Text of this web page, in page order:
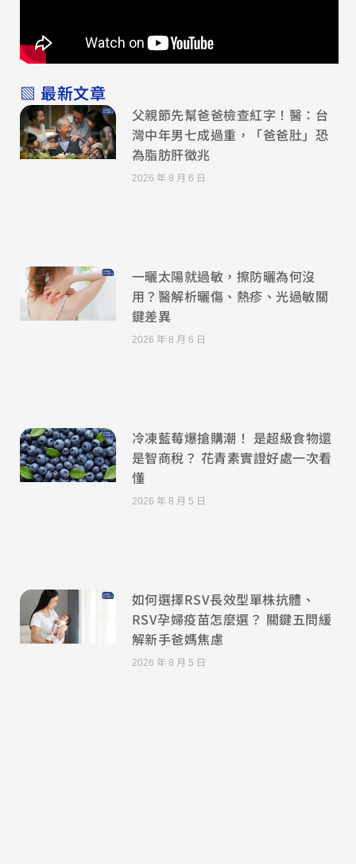
▧ 最新文章
父親節先幫爸爸檢查紅字！醫：台
灣中年男七成過重，「爸爸肚」恐
為脂肪肝徵兆
2026 年 8 月 6 日
一曬太陽就過敏，擦防曬為何沒
用？醫解析曬傷、熱疹、光過敏關
鍵差異
2026 年 8 月 6 日
冷凍藍莓爆搶購潮！ 是超級食物還
是智商稅？ 花青素實證好處一次看
懂
2026 年 8 月 5 日
如何選擇RSV長效型單株抗體、
RSV孕婦疫苗怎麼選？ 關鍵五問緩
解新手爸媽焦慮
2026 年 8 月 5 日